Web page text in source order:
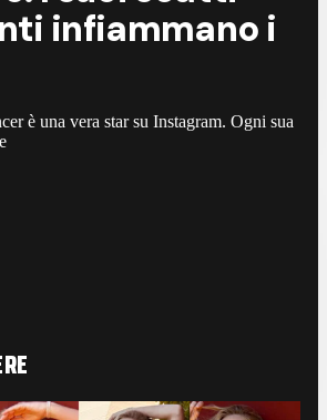
infiammano i
è una vera star su Instagram. Ogni sua